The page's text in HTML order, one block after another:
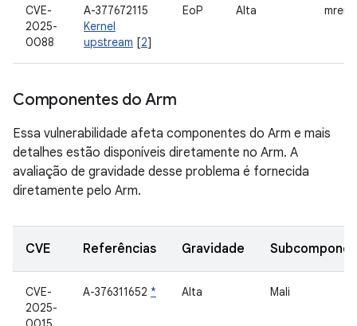
CVE-
2025-
0088
A-377672115
Kernel
upstream [2]
EoP Alta
Componentes do Arm
Essa vulnerabilidade afeta componentes do Arm e mais
detalhes estão disponíveis diretamente no Arm. A
avaliação de gravidade desse problema é fornecida
diretamente pelo Arm.
CVE Referências Gravidade
CVE-
2025-
A-376311652 * Alta Mali